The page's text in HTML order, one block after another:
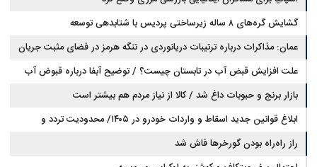
گشایش گره‌های ۸ ساله زیرساختی پردیس با شتابدهی توسعه
عمان: مذاکرات درباره ترتیبات دریانوردی در تنگه هرمز در فضای مثبت جریان
دارد
علت افزایش قبض آب در تابستان چیست؟ / توضیح آبفا درباره قبوض آب
بازار برنج و حبوبات داغ شد / کالا از نیاز مردم هم بیشتر است
ابلاغ قوانین جدید اسقاط و واردات خودرو در ۱۴۰۵/ محدودیت تردد و
سوخت‌رسانی به فرسوده‌ها
راز راه‌راه بودن گورخرها فاش شد